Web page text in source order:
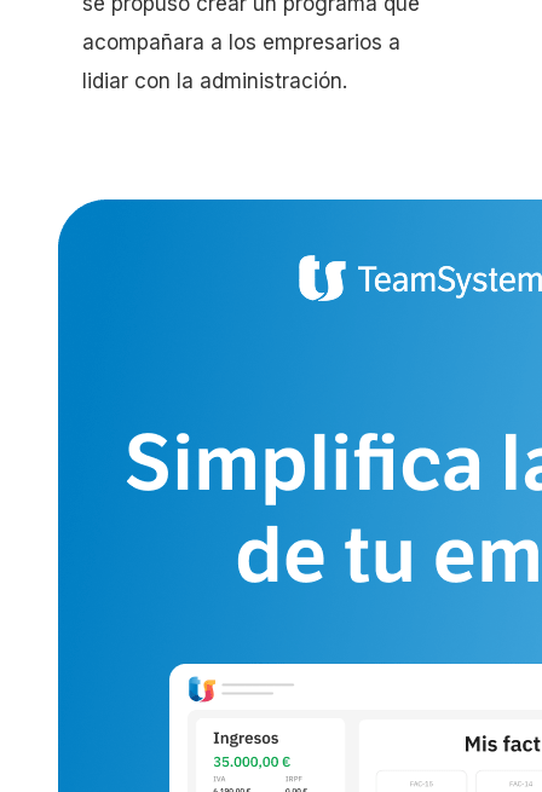
acompañara a los empresarios a
lidiar con la administración.